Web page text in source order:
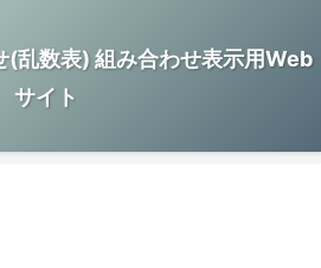
(乱数表) 組み合わせ表示用Web
サイト